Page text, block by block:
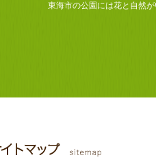
東海市の公園には花と自然